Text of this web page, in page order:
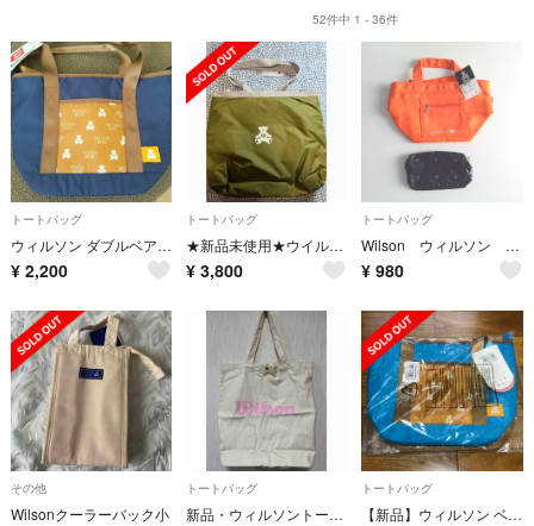
52件中 1 - 36件
トートバッグ
ウィルソン ダブルベア スモールトート 紺色 ネイビー
¥ 2,200
トートバッグ
★新品未使用★ウイルソン Wilson ラケットバッグ ベアー トート
¥ 3,800
トートバッグ
Wilson ウィルソン ミニトートバッグ未使用タグ付き おまけ付
¥ 980
その他
Wilsonクーラーバック小
トートバッグ
新品・ウィルソントートバック
トートバッグ
【新品】ウィルソン ベアー スモール トートバッグ